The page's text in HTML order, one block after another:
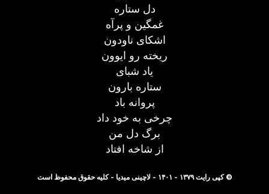
دل ستاره
غمگين و پرآه
اشكای ناودون
ريخته رو ايوون
ياد شبای
ستاره بارون
پروانه باد
چرخی به خود داد
برگ دل من
از شاخه افتاد
© کپی رایت ۱۳۷۹ - ۱۴۰۱ - لاچینی میدیا - کلیه حقوق محفوظ است